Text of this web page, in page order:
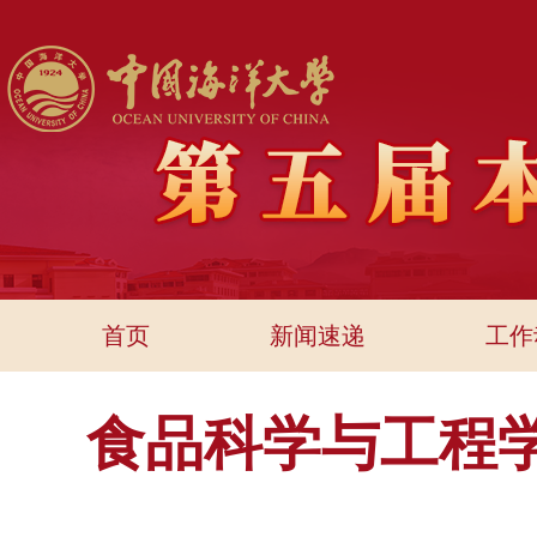
首页 新闻速递 工
食品科学与工程